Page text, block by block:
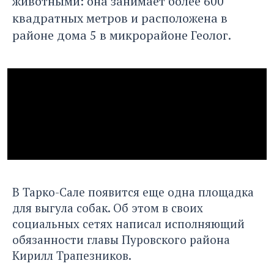
квадратных метров и расположена в
районе дома 5 в микрорайоне Геолог.
В Тарко-Сале появится еще одна площадка
для выгула собак. Об этом в своих
социальных сетях написал исполняющий
обязанности главы Пуровского района
Кирилл Трапезников.